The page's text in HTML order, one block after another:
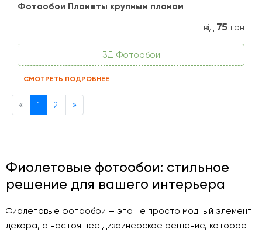
Фотообои Планеты крупным планом
від 75 грн
3Д Фотообои
СМОТРЕТЬ ПОДРОБНЕЕ
« Previous
1 2 »Next
Фиолетовые фотообои: стильное
решение для вашего интерьера
Фиолетовые фотообои — это не просто модный элемент
декора, а настоящее дизайнерское решение, которое